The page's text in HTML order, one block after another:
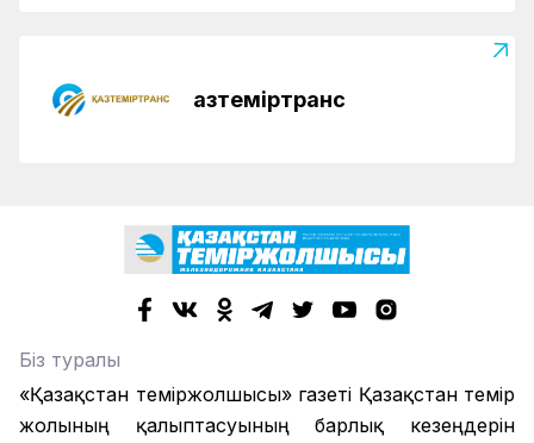
Қазтеміртранс
Біз туралы
«Қазақстан теміржолшысы» газеті Қазақстан темір
жолының қалыптасуының барлық кезеңдерін